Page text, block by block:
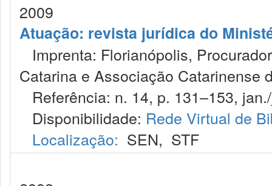
2009
Atuação: revista jurídica do
Imprenta: Florianópolis,
Catarina e Associação Catarinense
Referência: n. 14, p. 131–153,
Disponibilidade: Rede Virtual de
Localização: SEN, STF